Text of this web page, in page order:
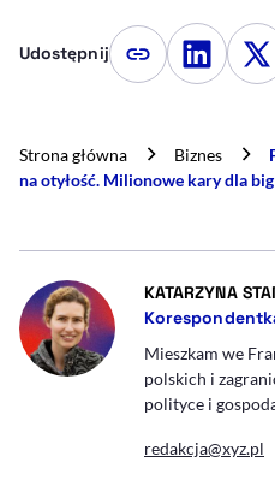
Udostępnij Kopiuj link artykułu
Strona główna Biznes
na otyłość. Milionowe kary dla
KATARZYNA
Mieszkam we
polskich i
polityce i
redakcja@xyz.pl